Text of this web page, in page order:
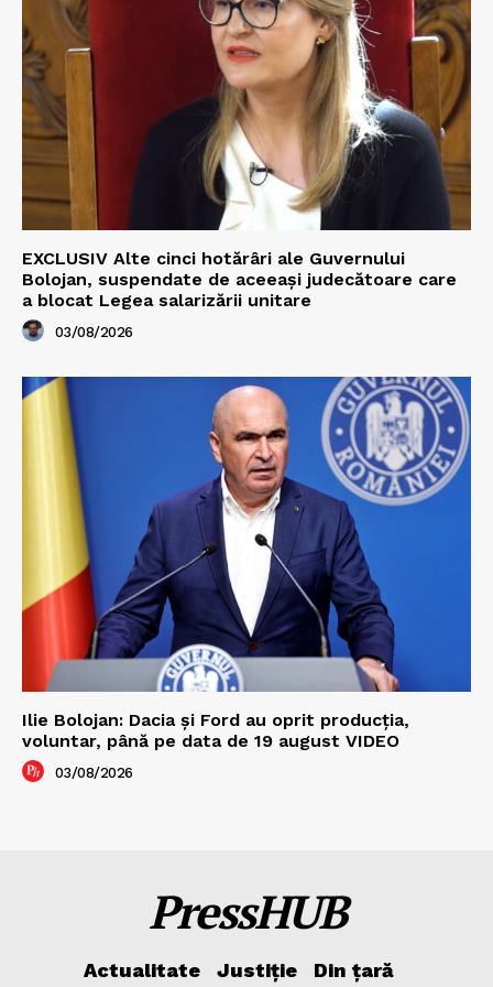
EXCLUSIV Alte cinci hotărâri ale Guvernului
Bolojan, suspendate de aceeași judecătoare care
a blocat Legea salarizării unitare
03/08/2026
Ilie Bolojan: Dacia și Ford au oprit producția,
voluntar, până pe data de 19 august VIDEO
03/08/2026
PressHUB
Actualitate Justiție
Din țară